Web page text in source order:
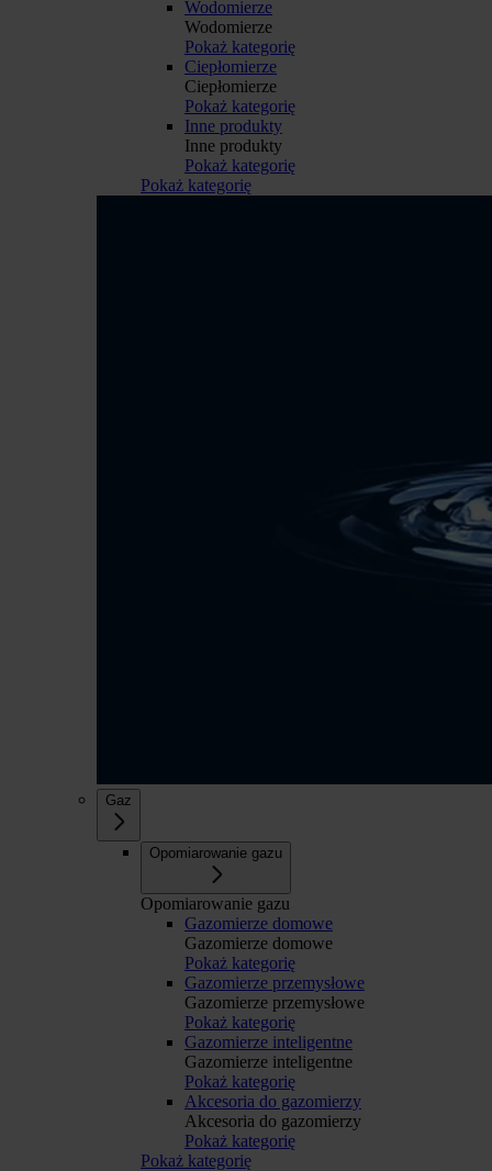
Wodomierze
Wodomierze
Pokaż kategorię
Ciepłomierze
Ciepłomierze
Pokaż kategorię
Inne produkty
Inne produkty
Pokaż kategorię
Pokaż kategorię
Gaz
Opomiarowanie gazu
Opomiarowanie gazu
Gazomierze domowe
Gazomierze domowe
Pokaż kategorię
Gazomierze przemysłowe
Gazomierze przemysłowe
Pokaż kategorię
Gazomierze inteligentne
Gazomierze inteligentne
Pokaż kategorię
Akcesoria do gazomierzy
Akcesoria do gazomierzy
Pokaż kategorię
Pokaż kategorię